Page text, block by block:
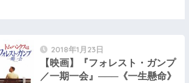
2018年1月23日
【映画】『フォレスト・ガンプ
／一期一会』───《一生懸命》